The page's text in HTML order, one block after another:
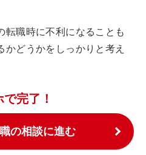
転職時に不利になることも
どうかをしっかりと考え
完了！
の相談に進む